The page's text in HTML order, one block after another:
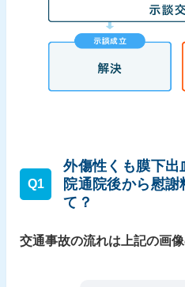
Q1
外傷性くも膜下出
院通院後から慰
て？
交通事故の流れは上記の画